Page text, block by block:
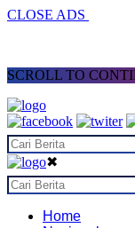
CLOSE ADS
SCROLL TO
✖
Home